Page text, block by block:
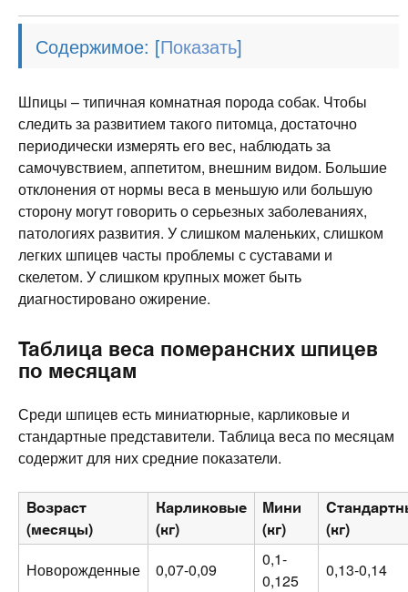
Содержимое: [ ]
Шпицы – типичная комнатная порода собак. Чтобы
следить за развитием такого питомца, достаточно
периодически измерять его вес, наблюдать за
самочувствием, аппетитом, внешним видом. Большие
отклонения от нормы веса в меньшую или большую
сторону могут говорить о серьезных заболеваниях,
патологиях развития. У слишком маленьких, слишком
легких шпицев часты проблемы с суставами и
скелетом. У слишком крупных может быть
диагностировано ожирение.
Таблица веса померанских шпицев
по месяцам
Среди шпицев есть миниатюрные, карликовые и
стандартные представители. Таблица веса по месяцам
содержит для них средние показатели.
Возраст
(месяцы)
Карликовые
(кг)
Мини
(кг)
(кг)
Новорожденные
0,07-0,09
0,1-
0,125
0,13-0,14